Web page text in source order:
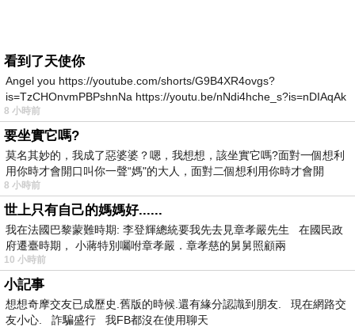
看到了天使你
Angel you https://youtube.com/shorts/G9B4XR4ovgs?
is=TzCHOnvmPBPshnNa https://youtu.be/nNdi4hche_s?is=nDIAqAk
8 小時前
要坐實它嗎?
莫名其妙的，我成了惡婆婆？嗯，我想想，該坐實它嗎?面對一個想利
用你時才會開口叫你一聲“媽"的大人，面對二個想利用你時才會開
8 小時前
世上只有自己的媽媽好......
我在法國巴黎蒙難時期: 李登輝總統要我先去見章孝嚴先生 在國民政
府遷臺時期， 小蔣特別囑咐章孝嚴．章孝慈的舅舅照顧兩
10 小時前
小記事
想想奇摩交友已成歷史.舊版的時候.還有緣分認識到朋友. 現在網路交
友小心. 詐騙盛行 我FB都沒在使用聊天